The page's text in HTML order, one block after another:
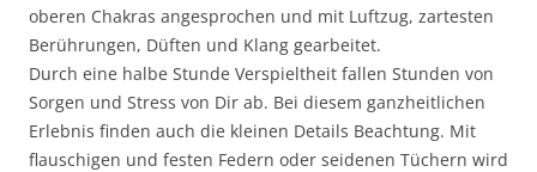
oberen Chakras angesprochen und mit Luftzug, zartesten
Berührungen, Düften und Klang gearbeitet.
Durch eine halbe Stunde Verspieltheit fallen Stunden von
Sorgen und Stress von Dir ab. Bei diesem ganzheitlichen
Erlebnis finden auch die kleinen Details Beachtung. Mit
flauschigen und festen Federn oder seidenen Tüchern wird